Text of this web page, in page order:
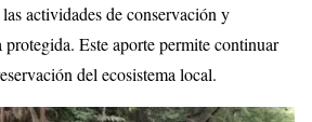
actividades de conservación y
Este aporte permite continuar
del ecosistema local.